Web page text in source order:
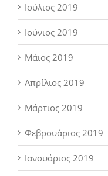
Ιούλιος 2019
Ιούνιος 2019
Μάιος 2019
Απρίλιος 2019
Μάρτιος 2019
Φεβρουάριος 2019
Ιανουάριος 2019